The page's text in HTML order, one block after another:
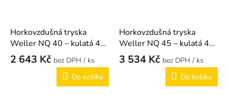
Horkovzdušná tryska
Weller NQ 40 – kulatá 40
mm
2 643 Kč
/ ks
Do košíku
Horkovzdušná tryska
Weller NQ 45 – kulatá 45
mm
3 534 Kč
/ ks
Do košíku